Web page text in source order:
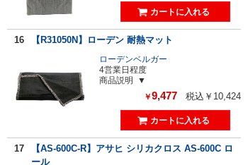
16 【R31050N】ローデン 耐熱マット
ローデンベルガー
4営業日程度
商品説明
￥9,477 税込￥10,424
17
【AS-600C-R】アサヒ シリカクロス AS-600C ロ
ール